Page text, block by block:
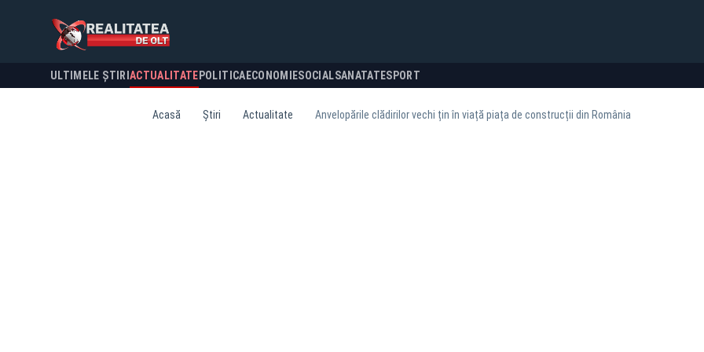
ULTIMELE ȘTIRI ACTUALITATE POLITICA ECONOMIESOCIALSANATATESPORT
Acasă Știri Actualitate Anvelopările clădirilor vechi țin în viață piața de construcții din România